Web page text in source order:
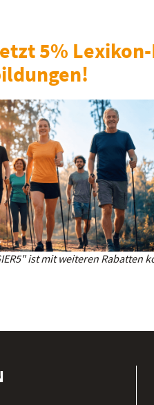
5%
ist mit weiteren